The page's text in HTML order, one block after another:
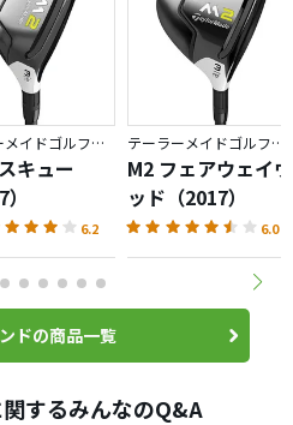
テーラーメイドゴルフ／M2
キュー
6.2
テーラーメイドゴルフ／M2
M2 フェアウェイウ
ッド（2017）
6.0
ドの商品一覧
するみんなのQ&A